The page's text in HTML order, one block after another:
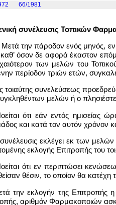
66/1981
συνέλευσις Τοπικών
την πάροδον ενός μηνός,
όσον δε αφορά έκαστον
των μελών του
περίοδον τριών ετών,
τοιαύτης συνελεύσεως
μελών ή ο
ότι εάν εντός ημισείας
και κατά τον αυτόν χρόνον
εκλέγει εκ των
εκλογής Επιτροπής του
ότι εν περιπτώσει
θέσιν, το οποίον θα κατέχη
την εκλογήν της Επιτροπής
αριθμόν Φαρμακοποιών